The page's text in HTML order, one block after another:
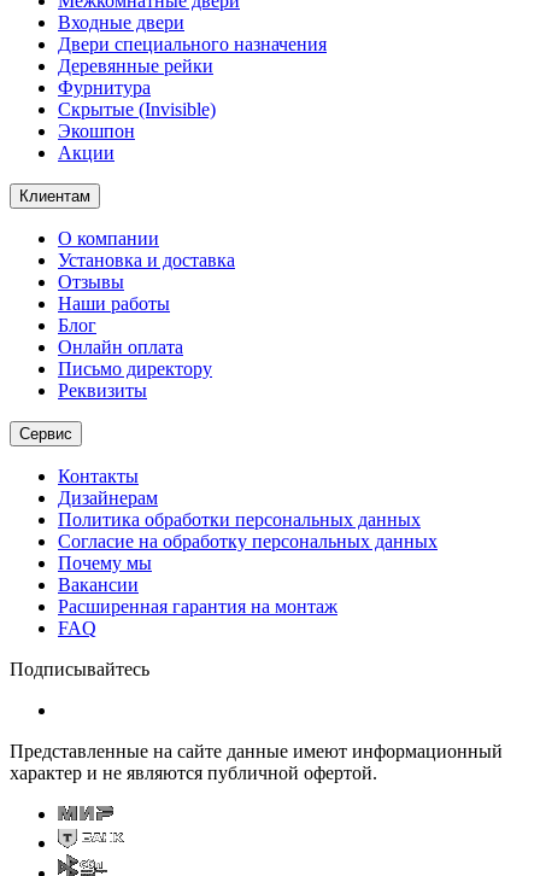
Входные двери
Двери специального назначения
Деревянные рейки
Фурнитура
Скрытые (Invisible)
Экошпон
Акции
Клиентам
О компании
Установка и доставка
Отзывы
Наши работы
Блог
Онлайн оплата
Письмо директору
Реквизиты
Сервис
Контакты
Дизайнерам
Политика обработки персональных данных
Согласие на обработку персональных данных
Почему мы
Вакансии
Расширенная гарантия на монтаж
FAQ
Подписывайтесь
Представленные на сайте данные имеют информационный
характер и не являются публичной офертой.